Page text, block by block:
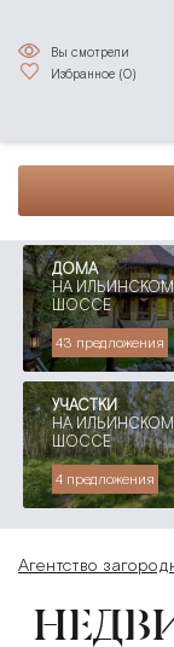
Избранное (0)
Вы смотрели
ДОМА
НА ИЛЬИНСКОМ
ШОССЕ
43 предложения
УЧАСТКИ
НА ИЛЬИНСКОМ
ШОССЕ
4 предложения
Агентство